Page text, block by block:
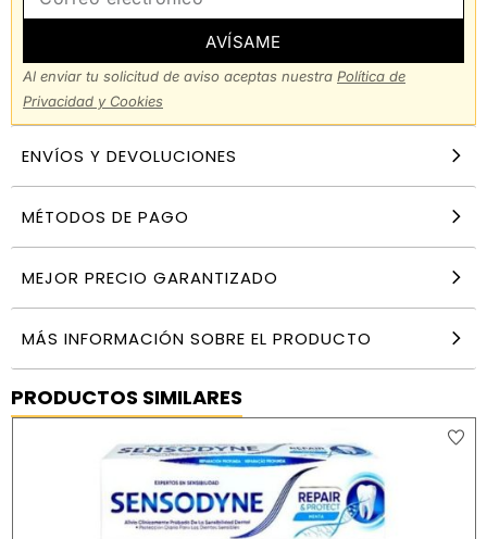
AVÍSAME
Al enviar tu solicitud de aviso aceptas nuestra Política de
Privacidad y Cookies
ENVÍOS Y DEVOLUCIONES
MÉTODOS DE PAGO
MEJOR PRECIO GARANTIZADO
MÁS INFORMACIÓN SOBRE EL PRODUCTO
PRODUCTOS SIMILARES